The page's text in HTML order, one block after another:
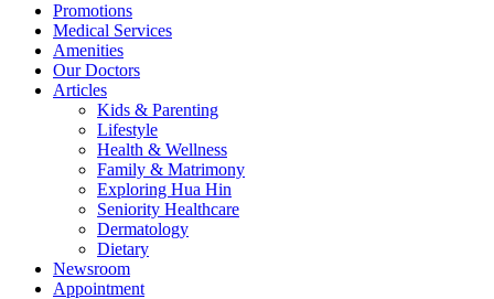
Promotions
Medical Services
Amenities
Our Doctors
Articles
Kids & Parenting
Lifestyle
Health & Wellness
Family & Matrimony
Exploring Hua Hin
Seniority Healthcare
Dermatology
Dietary
Newsroom
Appointment